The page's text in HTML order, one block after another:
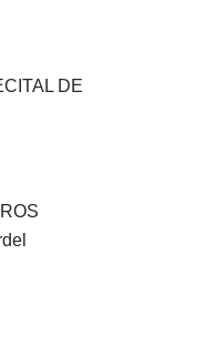
DE